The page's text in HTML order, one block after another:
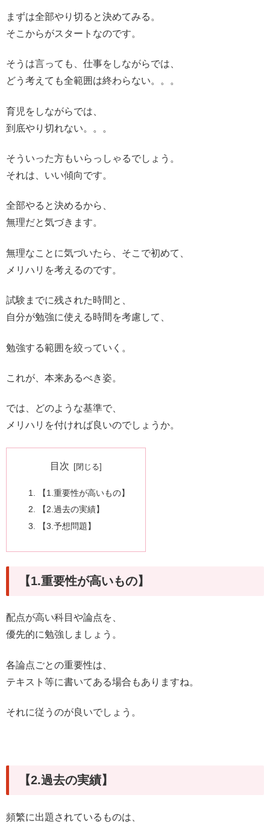
まずは全部やり切ると決めてみる。
そこからがスタートなのです。
そうは言っても、仕事をしながらでは、
どう考えても全範囲は終わらない。。。
育児をしながらでは、
到底やり切れない。。。
そういった方もいらっしゃるでしょう。
それは、いい傾向です。
全部やると決めるから、
無理だと気づきます。
無理なことに気づいたら、そこで初めて、
メリハリを考えるのです。
試験までに残された時間と、
自分が勉強に使える時間を考慮して、
勉強する範囲を絞っていく。
これが、本来あるべき姿。
では、どのような基準で、
メリハリを付ければ良いのでしょうか。
目次
【1.重要性が高いもの】
【2.過去の実績】
【3.予想問題】
【1.重要性が高いもの】
配点が高い科目や論点を、
優先的に勉強しましょう。
各論点ごとの重要性は、
テキスト等に書いてある場合もありますね。
それに従うのが良いでしょう。
【2.過去の実績】
頻繁に出題されているものは、